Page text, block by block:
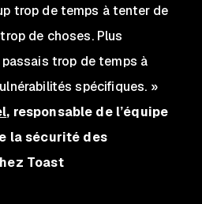
trop de temps à tenter de
de choses. Plus
trop de temps à
spécifiques. »
, responsable de l’équipe
la sécurité des
Toast